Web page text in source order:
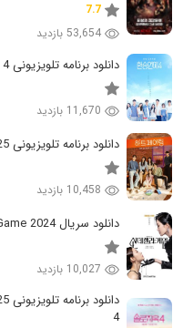
7.7
53,654 بازدید
دانلود برنامه تلویزیونی EXchange Season 4
11,670 بازدید
دانلود برنامه تلویزیونی 2025 Heart Pairing
10,458 بازدید
دانلود سریال 2024 Cinderella Game
10,027 بازدید
4